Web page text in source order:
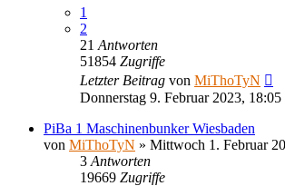
1
2
21 Antworten
51854 Zugriffe
Letzter Beitrag von MiThoTyN
Donnerstag 9. Februar 2023, 18:05
PiBa 1 Maschinenbunker Wiesbaden
von MiThoTyN » Mittwoch 1. Februar
3 Antworten
19669 Zugriffe